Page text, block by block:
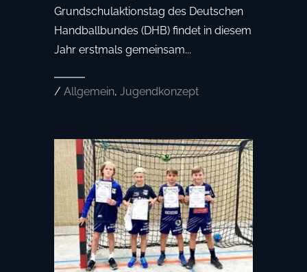
Grundschulaktionstag des Deutschen
Handballbundes (DHB) findet in diesem
Jahr erstmals gemeinsam...
/ Allgemein, Jugendkonzept